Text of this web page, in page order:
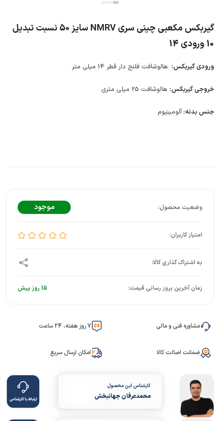
گیربکس مکعبی چینی سری NMRV سایز 50 نسبت تبدیل
10 ورودی 14
ورودی گیربکس: هالوشافت فلنج دار قطر 14 میلی متر
خروجی گیربکس: هالوشافت 25 میلی متری
جنس بدنه: آلومینیوم
موجود
زمان آخرین بروز رسانی قیمت: 15 روز پیش
مشاوره فنی و مالی 7 روز هفته، 24 ساعت
ضمانت اصالت کالا امکان ارسال سریع
کارشناس این محصول
محمدعرفان جهانبخش ارتباط با کارشناس